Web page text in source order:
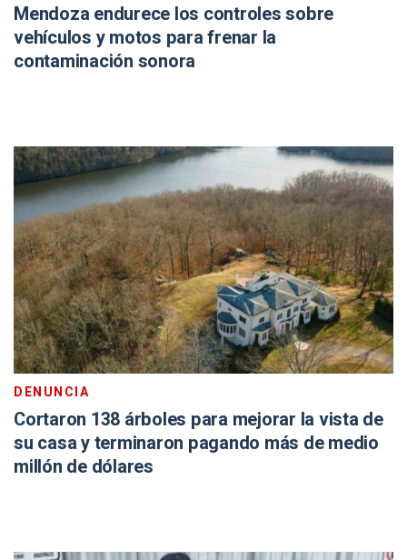
Mendoza endurece los controles sobre
vehículos y motos para frenar la
contaminación sonora
DENUNCIA
Cortaron 138 árboles para mejorar la vista de
su casa y terminaron pagando más de medio
millón de dólares